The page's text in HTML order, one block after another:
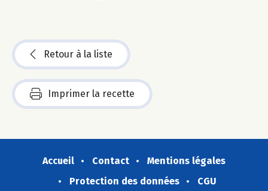
Retour à la liste
Imprimer la recette
Accueil Contact
Mentions légales
Protection des données
CGU